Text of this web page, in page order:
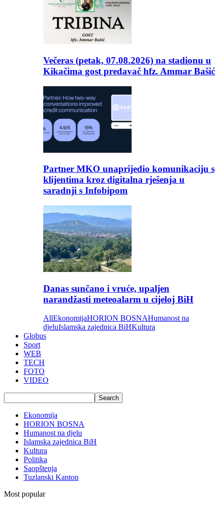
Večeras (petak, 07.08.2026) na stadionu u
Kikačima gost predavač hfz. Ammar Bašić
Partner MKO unaprijedio komunikaciju s
klijentima kroz digitalna rješenja u
saradnji s Infobipom
Danas sunčano i vruće, upaljen
narandžasti meteoalarm u cijeloj BiH
AllEkonomijaHORION BOSNAHumanost na
djeluIslamska zajednica BiHKultura
Globus
Sport
WEB
TECH
FOTO
VIDEO
Ekonomija
HORION BOSNA
Humanost na djelu
Islamska zajednica BiH
Kultura
Politika
Saopštenja
Tuzlanski Kanton
Most popular